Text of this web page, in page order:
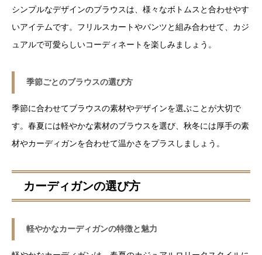
シンプルなデザインのブラウスは、様々なボトムスと合わせやす
いアイテムです。フリルスカートやパンツと組み合わせて、カジ
ュアルで可愛らしいコーディネートを楽しみましょう。
季節ごとのブラウスの選び方
季節に合わせてブラウスの素材やデザインを選ぶことが大切で
す。春夏には軽やかな素材のブラウスを選び、秋冬には厚手の素
材やカーディガンを合わせて温かさをプラスしましょう。
カーディガンの選び方
軽やかなカーディガンの特徴と魅力